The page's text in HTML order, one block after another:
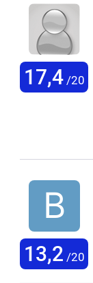
votre
d'accueil
17,4/20
13,2 /20